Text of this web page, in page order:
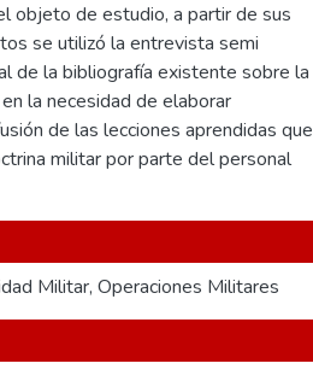
objeto de estudio, a partir de sus
se utilizó la entrevista semi
de la bibliografía existente sobre la
la necesidad de elaborar
de las lecciones aprendidas que
militar por parte del personal
Militar, Operaciones Militares